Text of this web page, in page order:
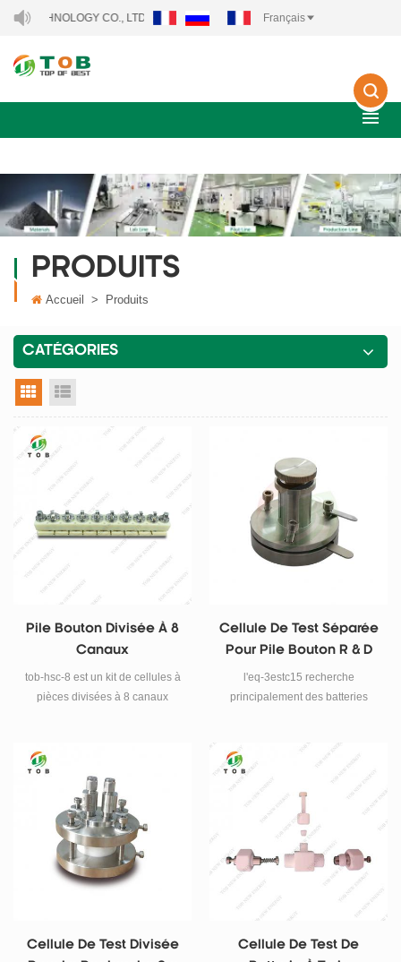
CO., LTD.. Français
PRODUITS
Accueil > Produits
CATÉGORIES
vue grille
Pile Bouton Divisée À 8
Canaux
tob-hsc-8 est un kit de cellules à
pièces divisées à 8 canaux
de r & amp; d à haut débit.
Cellule De Test Séparée
Pour Pile Bouton R & D
l'eq-3estc15 recherche
principalement des batteries
l'épaisseur est réglable et
fonctionne facilement et de
manière flexible.
Cellule De Test Divisée
Cellule De Test De